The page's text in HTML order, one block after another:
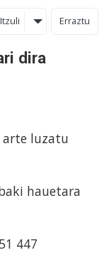
Itzuli Erraztu
dira
arte luzatu
hauetara
447